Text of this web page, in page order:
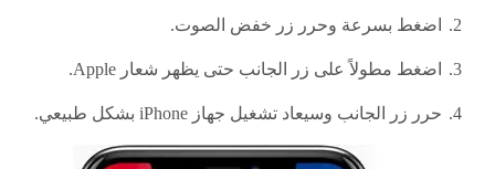
اضغط بسرعة وحرر زر خفض الصوت.
اضغط مطولاً على زر الجانب حتى يظهر شعار Apple.
حرر زر الجانب وسيعاد تشغيل جهاز iPhone بشكل طبيعي.